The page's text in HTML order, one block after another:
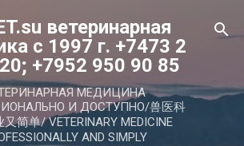
К основному контенту
ветеринарная
с 1997 г. +7473 2
+7952 950 90 85
МЕДИЦИНА
И ДОСТУПНО/兽医科
简单/ VETERINARY MEDICINE
AND SIMPLY